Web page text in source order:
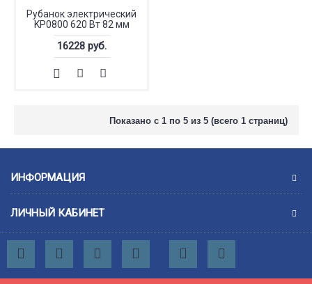
Рубанок электрический
KP0800 620 Вт 82 мм
16228 руб.
Показано с 1 по 5 из 5 (всего 1 страниц)
ИНФОРМАЦИЯ
ЛИЧНЫЙ КАБИНЕТ